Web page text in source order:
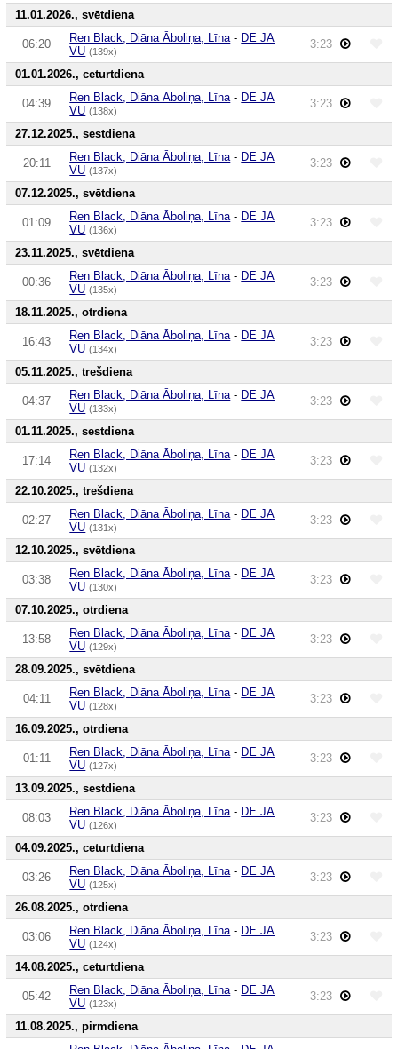
11.01.2026., svētdiena
06:20 Ren Black, Diāna Āboliņa, Līna - DE JA
VU (139x)
3:23
01.01.2026., ceturtdiena
04:39 Ren Black, Diāna Āboliņa, Līna - DE JA
VU (138x)
3:23
27.12.2025., sestdiena
20:11 Ren Black, Diāna Āboliņa, Līna - DE JA
VU (137x)
3:23
07.12.2025., svētdiena
01:09 Ren Black, Diāna Āboliņa, Līna - DE JA
VU (136x)
3:23
23.11.2025., svētdiena
00:36 Ren Black, Diāna Āboliņa, Līna - DE JA
VU (135x)
3:23
18.11.2025., otrdiena
16:43 Ren Black, Diāna Āboliņa, Līna - DE JA
VU (134x)
3:23
05.11.2025., trešdiena
04:37 Ren Black, Diāna Āboliņa, Līna - DE JA
VU (133x)
3:23
01.11.2025., sestdiena
17:14 Ren Black, Diāna Āboliņa, Līna - DE JA
VU (132x)
3:23
22.10.2025., trešdiena
02:27 Ren Black, Diāna Āboliņa, Līna - DE JA
VU (131x)
3:23
12.10.2025., svētdiena
03:38 Ren Black, Diāna Āboliņa, Līna - DE JA
VU (130x)
3:23
07.10.2025., otrdiena
13:58 Ren Black, Diāna Āboliņa, Līna - DE JA
VU (129x)
3:23
28.09.2025., svētdiena
04:11 Ren Black, Diāna Āboliņa, Līna - DE JA
VU (128x)
3:23
16.09.2025., otrdiena
01:11 Ren Black, Diāna Āboliņa, Līna - DE JA
VU (127x)
3:23
13.09.2025., sestdiena
08:03 Ren Black, Diāna Āboliņa, Līna - DE JA
VU (126x)
3:23
04.09.2025., ceturtdiena
03:26 Ren Black, Diāna Āboliņa, Līna - DE JA
VU (125x)
3:23
26.08.2025., otrdiena
03:06 Ren Black, Diāna Āboliņa, Līna - DE JA
VU (124x)
3:23
14.08.2025., ceturtdiena
05:42 Ren Black, Diāna Āboliņa, Līna - DE JA
VU (123x)
3:23
11.08.2025., pirmdiena